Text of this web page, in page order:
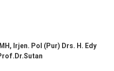
, Irjen. Pol (Pur) Drs. H. Edy
. Dr.Sutan